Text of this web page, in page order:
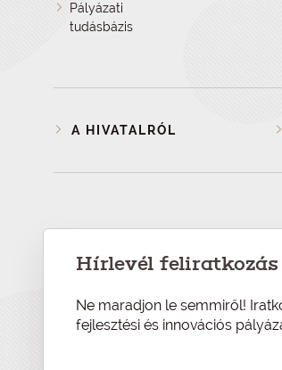
Pályázati
tudásbázis
A HIVATALRÓL
Hírlevél feliratkozás
Ne maradjon le semmiről!
fejlesztési és innovációs